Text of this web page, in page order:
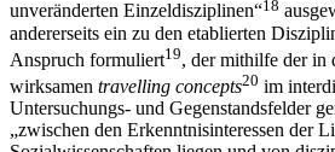
unveränderten Einzeldisziplinen“18
andererseits ein zu den etablierten
Anspruch formuliert19, der mithilfe der in
wirksamen travelling concepts20 im
Untersuchungs- und Gegenstandsfelder
„zwischen den Erkenntnisinteressen der